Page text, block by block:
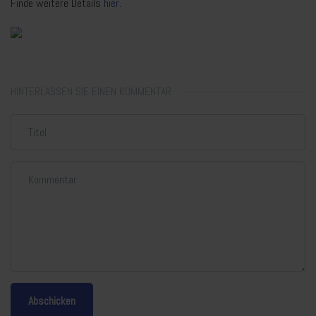
Finde weitere Details hier.
Abschicken